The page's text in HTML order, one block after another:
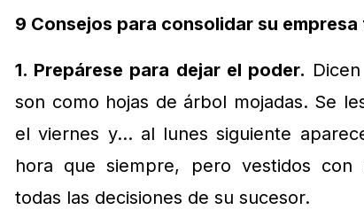
9 Consejos para consolidar su empresa
1. Prepárese para dejar el poder.
son como hojas de árbol mojadas. Se
el viernes y… al lunes siguiente
hora que siempre, pero vestidos con
todas las decisiones de su sucesor.